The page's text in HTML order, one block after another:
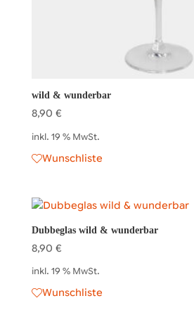
wild & wunderbar
8,90 €
inkl. 19 % MwSt.
Wunschliste
Dubbeglas wild & wunderbar
8,90 €
inkl. 19 % MwSt.
Wunschliste